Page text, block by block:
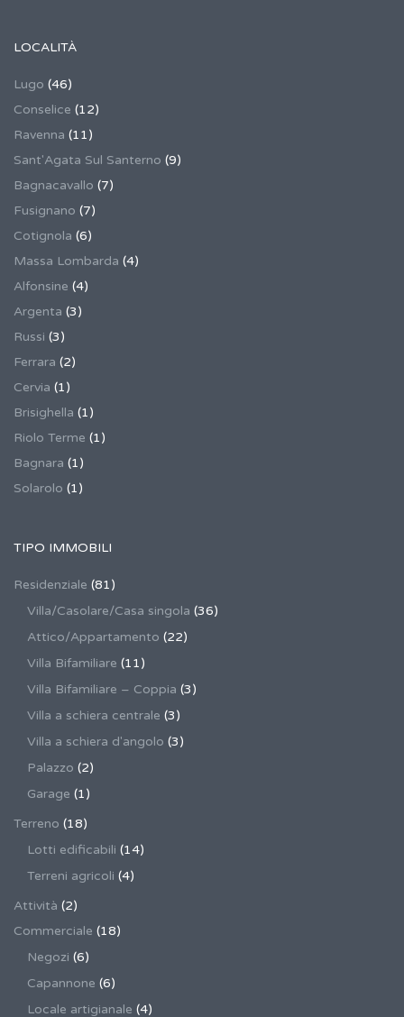
LOCALITÀ
Lugo (46)
Conselice (12)
Ravenna (11)
Sant'Agata Sul Santerno (9)
Bagnacavallo (7)
Fusignano (7)
Cotignola (6)
Massa Lombarda (4)
Alfonsine (4)
Argenta (3)
Russi (3)
Ferrara (2)
Cervia (1)
Brisighella (1)
Riolo Terme (1)
Bagnara (1)
Solarolo (1)
TIPO IMMOBILI
Residenziale (81)
Villa/Casolare/Casa singola (36)
Attico/Appartamento (22)
Villa Bifamiliare (11)
Villa Bifamiliare – Coppia (3)
Villa a schiera centrale (3)
Villa a schiera d'angolo (3)
Palazzo (2)
Garage (1)
Terreno (18)
Lotti edificabili (14)
Terreni agricoli (4)
Attività (2)
Commerciale (18)
Negozi (6)
Capannone (6)
Locale artigianale (4)